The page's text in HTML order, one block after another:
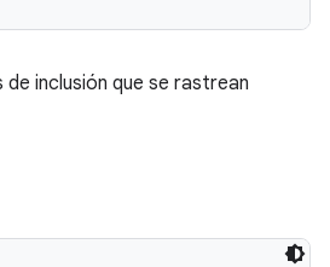
inclusión que se rastrean